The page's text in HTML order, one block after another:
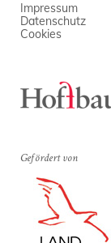
Impressum
Datenschutz
Cookies
Gefördert von